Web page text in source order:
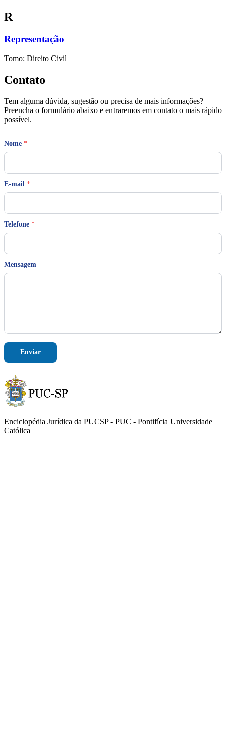
R
Representação
Tomo: Direito Civil
Contato
Tem alguma dúvida, sugestão ou precisa de mais informações?
Preencha o formulário abaixo e entraremos em contato o mais rápido
possível.
Nome *
E-mail *
M
a
g
e
o
n
E
a
i
Telefone *
Mensagem
Enviar
Enciclopédia Jurídica da PUCSP - PUC - Pontifícia Universidade
Católica